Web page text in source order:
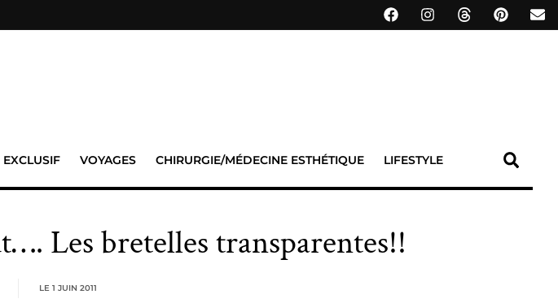
EXCLUSIF VOYAGES CHIRURGIE/MÉDECINE ESTHÉTIQUE LIFESTYLE
Les bretelles transparentes!!
LE 1 JUIN 2011